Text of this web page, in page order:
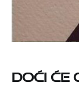
DOĆI ĆE